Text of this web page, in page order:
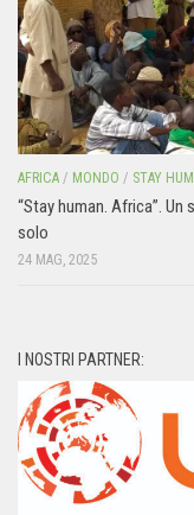
AFRICA / MONDO / STAY
“Stay human. Africa”.
solo
24 MAG, 2025
I NOSTRI PARTNER: